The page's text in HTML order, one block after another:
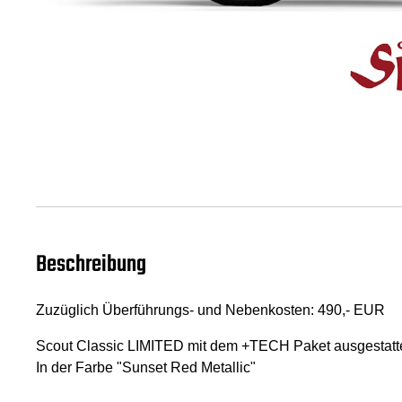
Beschreibung
Zuzüglich Überführungs- und Nebenkosten: 490,- EUR
Scout Classic LIMITED mit dem +TECH Paket
In der Farbe "Sunset Red Metallic"